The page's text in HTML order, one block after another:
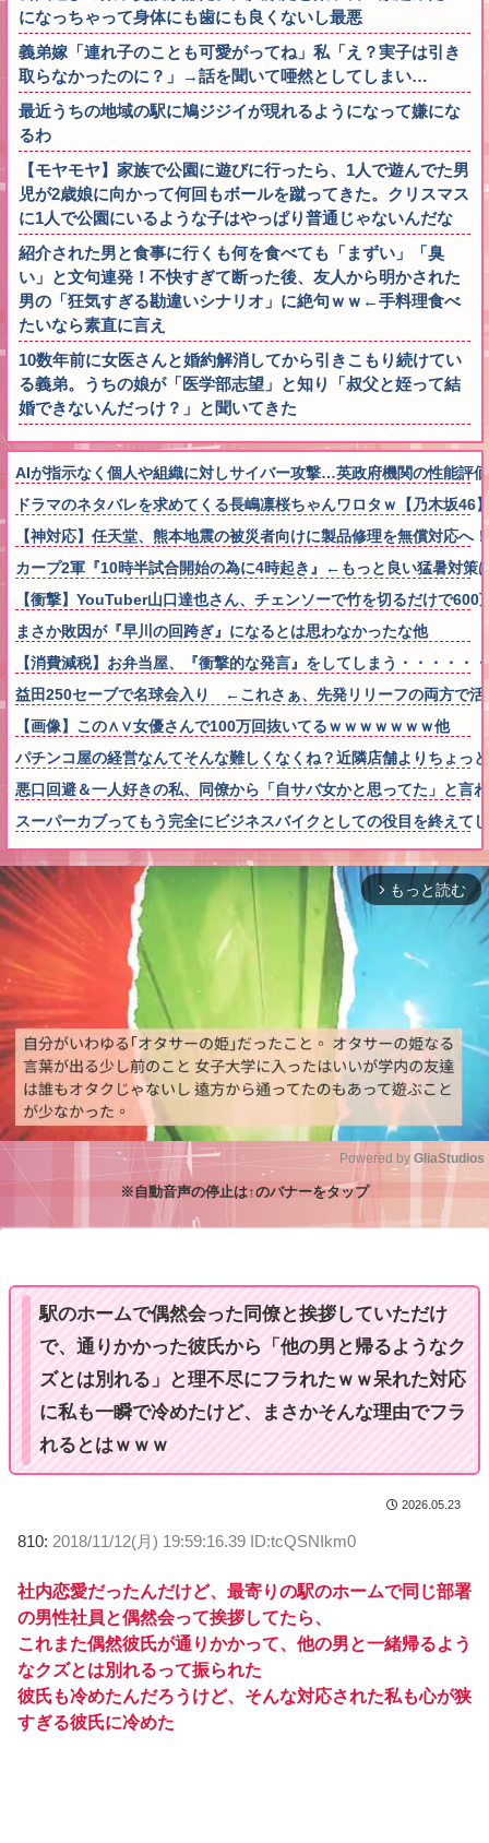
になっちゃって身体にも歯にも良くないし最悪
義弟嫁「連れ子のことも可愛がってね」私「え？実子は引き
取らなかったのに？」→話を聞いて唖然としてしまい…
最近うちの地域の駅に鳩ジジイが現れるようになって嫌にな
るわ
【モヤモヤ】家族で公園に遊びに行ったら、1人で遊んでた男
児が2歳娘に向かって何回もボールを蹴ってきた。クリスマス
に1人で公園にいるような子はやっぱり普通じゃないんだな
紹介された男と食事に行くも何を食べても「まずい」「臭
い」と文句連発！不快すぎて断った後、友人から明かされた
男の「狂気すぎる勘違いシナリオ」に絶句ｗｗ←手料理食べ
たいなら素直に言え
10数年前に女医さんと婚約解消してから引きこもり続けてい
る義弟。うちの娘が「医学部志望」と知り「叔父と姪って結
婚できないんだっけ？」と聞いてきた
AIが指示なく個人や組織に対しサイバー攻撃…英政府機関の性能評
ドラマのネタバレを求めてくる長嶋凛桜ちゃんワロタｗ【乃木坂46
【神対応】任天堂、熊本地震の被災者向けに製品修理を無償対応へ
カープ2軍『10時半試合開始の為に4時起き』←もっと良い猛暑対策
【衝撃】YouTuber山口達也さん、チェンソーで竹を切るだけで
まさか敗因が『早川の回跨ぎ』になるとは思わなかったな他
【消費減税】お弁当屋、『衝撃的な発言』をしてしまう・・・・・
益田250セーブで名球会入り ←これさぁ、先発リリーフの両方で活
【画像】この∧∨女優さんで100万回抜いてるｗｗｗｗｗｗｗ他
パチンコ屋の経営なんてそんな難しくなくね？近隣店舗よりちょっ
悪口回避＆一人好きの私、同僚から「自サバ女かと思ってた」と
スーパーカブってもう完全にビジネスバイクとしての役目を終えて
arrow_forward_ios もっと読む
Powered by GliaStudios
※自動音声の停止は↑のバナーをタップ
駅のホームで偶然会った同僚と挨拶していただけ
で、通りかかった彼氏から「他の男と帰るようなク
ズとは別れる」と理不尽にフラれたｗｗ呆れた対応
に私も一瞬で冷めたけど、まさかそんな理由でフラ
れるとはｗｗｗ
2026.05.23
810: 2018/11/12(月) 19:59:16.39 ID:tcQSNIkm0
社内恋愛だったんだけど、最寄りの駅のホームで同じ部署
の男性社員と偶然会って挨拶してたら、
これまた偶然彼氏が通りかかって、他の男と一緒帰るよう
なクズとは別れるって振られた
彼氏も冷めたんだろうけど、そんな対応された私も心が狭
すぎる彼氏に冷めた